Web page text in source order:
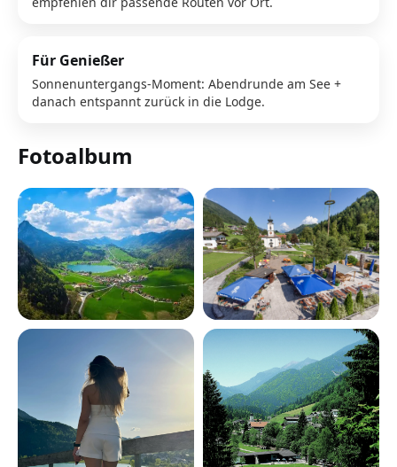
Für Genießer
Sonnenuntergangs-Moment: Abendrunde am See +
danach entspannt zurück in die Lodge.
Fotoalbum